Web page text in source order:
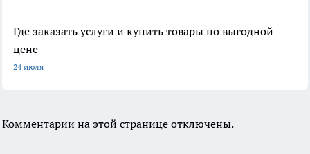
Где заказать услуги и купить товары по выгодной
цене
24 июля
Комментарии на этой странице отключены.